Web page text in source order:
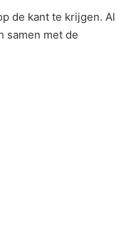
de kant te krijgen. Al
samen met de